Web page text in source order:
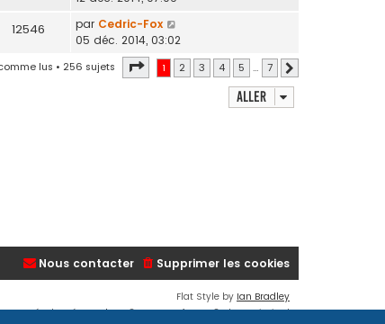
12546 par Cedric-Fox
05 déc. 2014, 03:02
lus • 256 sujets Page sur 7
1 2 3 4 5 … 7
Aller
Supprimer les cookies
Nous contacter
Flat Style by Ian Bradley
Développé parphpBB® Forum Software © phpBB Limited